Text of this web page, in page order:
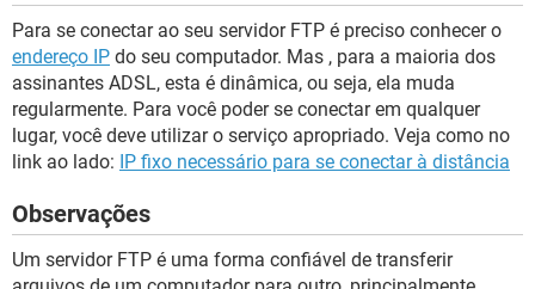
Para se conectar ao seu servidor FTP é preciso conhecer o
endereço IP do seu computador. Mas , para a maioria dos
assinantes ADSL, esta é dinâmica, ou seja, ela muda
regularmente. Para você poder se conectar em qualquer
lugar, você deve utilizar o serviço apropriado. Veja como no
link ao lado: IP fixo necessário para se conectar à distância
Observações
Um servidor FTP é uma forma confiável de transferir